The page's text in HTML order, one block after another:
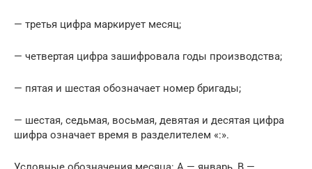
— третья цифра маркирует месяц;
— четвертая цифра зашифровала годы производства;
— пятая и шестая обозначает номер бригады;
— шестая, седьмая, восьмая, девятая и десятая цифра
шифра означает время в разделителем «:».